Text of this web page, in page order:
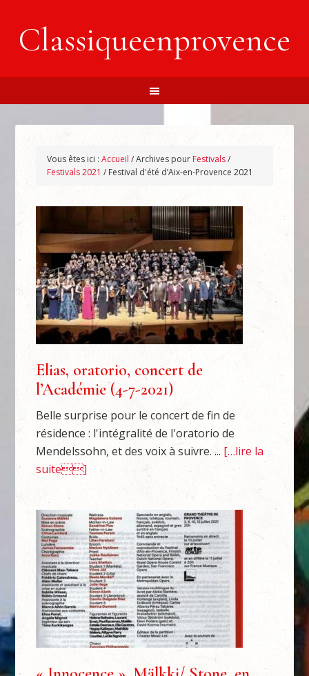
Classiqueenprovence
Vous êtes ici :Accueil /Archives pour Festivals/
Festivals 2021 / Festival d'été d’Aix-en-Provence 2021
Elias, oratorio, concert de
l’Académie (4-7-2021)
Belle surprise pour le concert de fin de
résidence : l'intégralité de l'oratorio de
Mendelssohn, et des voix à suivre. ... […lire la
suite]